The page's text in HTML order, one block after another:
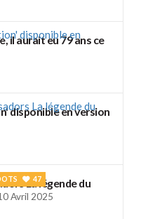
il aurait eu 79 ans ce
disponible en version
La légende du
47
Avril 2025